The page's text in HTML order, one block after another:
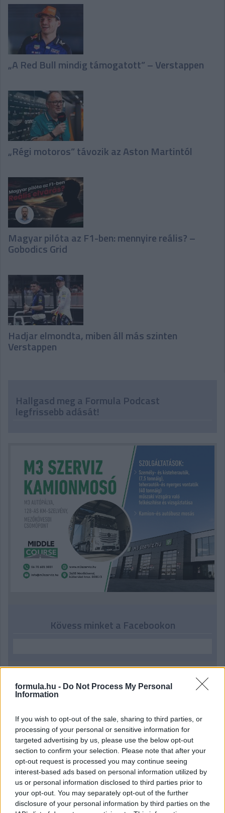
formula.hu - Do Not Process My Personal
Information
If you wish to opt-out of the sale, sharing to third parties, or
processing of your personal or sensitive information for
targeted advertising by us, please use the below opt-out
section to confirm your selection. Please note that after your
opt-out request is processed you may continue seeing
interest-based ads based on personal information utilized by
us or personal information disclosed to third parties prior to
your opt-out. You may separately opt-out of the further
disclosure of your personal information by third parties on the
„A Red Bull mindig támogatott” – Verstappen
„Régi motoros” távozik az Aston Martintól
Magyar pilóta az F1-ben: mennyire reális? –
Gobodics Grid
Hadjar elmondta, miben áll más szinten
Verstappen
Hallgasd meg a Formula Podcast
legfrissebb adását!
Kövess minket a Facebookon
Parc Fermé
Hakkinen megtartaná a Norris-Piastri párost a
McLarennél, nem borítaná fel Verstappenért